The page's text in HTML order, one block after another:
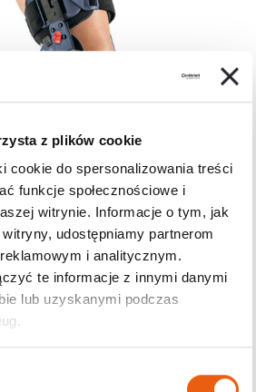
z plików cookie
cookie do spersonalizowania treści
funkcje społecznościowe i
witrynie. Informacje o tym, jak
udostępniamy partnerom
i analitycznym.
te informacje z innymi danymi
lub uzyskanymi podczas